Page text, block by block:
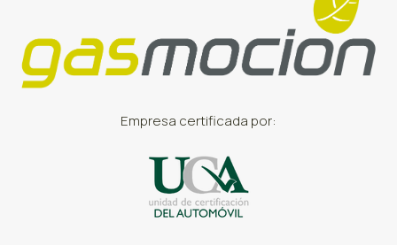
Empresa certificada por: